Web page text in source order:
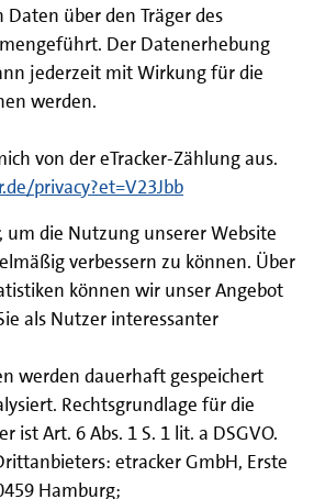
über den Träger des
Der Datenerhebung
jederzeit mit Wirkung für die
werden.
von der eTracker-Zählung aus.
privacy?et=V23Jbb
um die Nutzung unserer Website
verbessern zu können. Über
können wir unser Angebot
als Nutzer interessanter
werden dauerhaft gespeichert
Rechtsgrundlage für die
ist Art. 6 Abs. 1 S. 1 lit. a DSGVO.
etracker GmbH, Erste
Hamburg;